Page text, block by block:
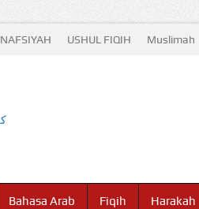
NAFSIYAH USHUL FIQIH Muslimah
Bahasa Arab Fiqih Harakah